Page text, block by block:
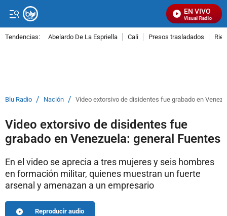
EN VIVO
Señal Visual Radio
Tendencias: Abelardo De La Espriella Cali Presos trasladados
Blu Radio / Nación / Video extorsivo de disidentes fue grabado en
Video extorsivo de disidentes fue
grabado en Venezuela: general Fuentes
En el video se aprecia a tres mujeres y seis hombres
en formación militar, quienes muestran un fuerte
arsenal y amenazan a un empresario
Reproducir audio